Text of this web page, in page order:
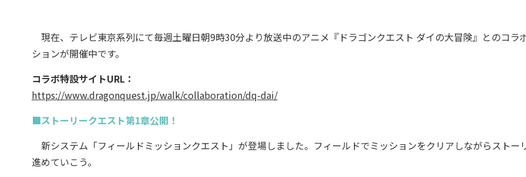
現在、テレビ東京系列にて毎週土曜日朝9時30分より放送中のアニメ『ドラゴンクエスト ダイの大冒険』とのコラ
ションが開催中です。
コラボ特設サイトURL：
https://www.dragonquest.jp/walk/collaboration/dq-dai/
■ストーリークエスト第1章公開！
新システム「フィールドミッションクエスト」が登場しました。フィールドでミッションをクリアしながらストー
進めていこう。